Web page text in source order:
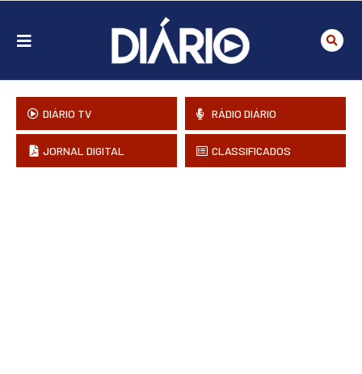
DIÁRIO TV RÁDIO DIÁRIO
JORNAL DIGITAL CLASSIFICADOS